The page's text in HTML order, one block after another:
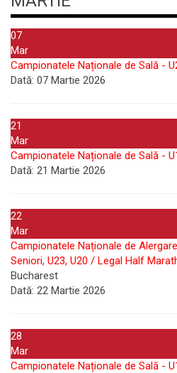
07
Mar
Campionatele Naționale de Sală -
Dată: 07 Martie 2026
21
Mar
Campionatele Naționale de Sală -
Dată: 21 Martie 2026
22
Mar
Campionatele Naționale de
Seniori, U23, U20 / Legal Half
Bucharest
Dată: 22 Martie 2026
28
Mar
Campionatele Naționale de Sală -